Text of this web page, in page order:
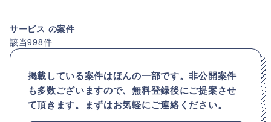
サービス の案件
該当998件
掲載している案件はほんの一部です。非公開案件
も多数ございますので、無料登録後にご提案させ
て頂きます。まずはお気軽にご連絡ください。